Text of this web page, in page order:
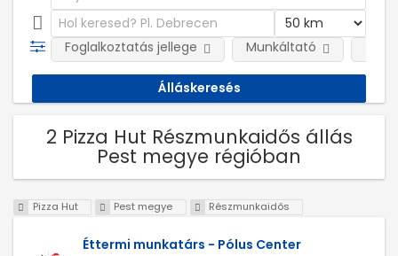
Foglalkoztatás jellege Munkáltató
2 Pizza Hut Részmunkaidős állás
Pest megye régióban
Pizza Hut Pest megye Részmunkaidős
Éttermi munkatárs - Pólus Center